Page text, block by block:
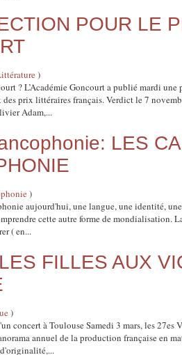
POUR LE
)
? L’Académie Goncourt a publié mardi
prix littéraires français. Verdict le 7
Adam,...
LES
)
aujourd'hui, une langue, une identité,
cette autre forme de mondialisation.
( en...
FILLES AUX
)
concert à Toulouse Samedi 3 mars, les 27es
annuel de la production française en